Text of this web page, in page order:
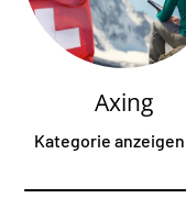
Axing
Kategorie anzeigen